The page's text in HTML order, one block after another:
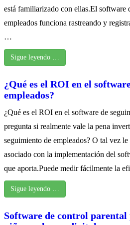
está familiarizado con ellas.El software
empleados funciona rastreando y
…
Sigue leyendo …
¿Qué es el ROI en el
empleados?
¿Qué es el ROI en el software de
pregunta si realmente vale la pena
seguimiento de empleados? O tal vez
asociado con la implementación del
que aporta.Puede medir fácilmente la
Sigue leyendo …
Software de control